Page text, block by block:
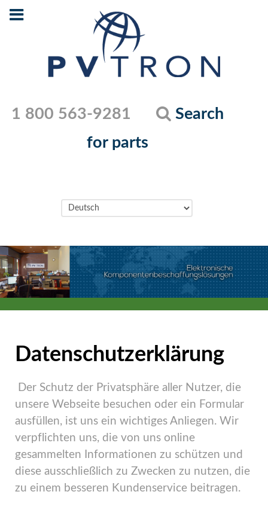
1 800 563-9281
Search
for parts
Datenschutzerklärung
Der Schutz der Privatsphäre aller Nutzer, die
unsere Webseite besuchen oder ein Formular
ausfüllen, ist uns ein wichtiges Anliegen. Wir
verpflichten uns, die von uns online
gesammelten Informationen zu schützen und
diese ausschließlich zu Zwecken zu nutzen, die
zu einem besseren Kundenservice beitragen.